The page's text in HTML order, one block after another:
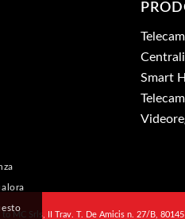
Smart
MC Srls, II Trav. T. De Amicis n. 27/B,